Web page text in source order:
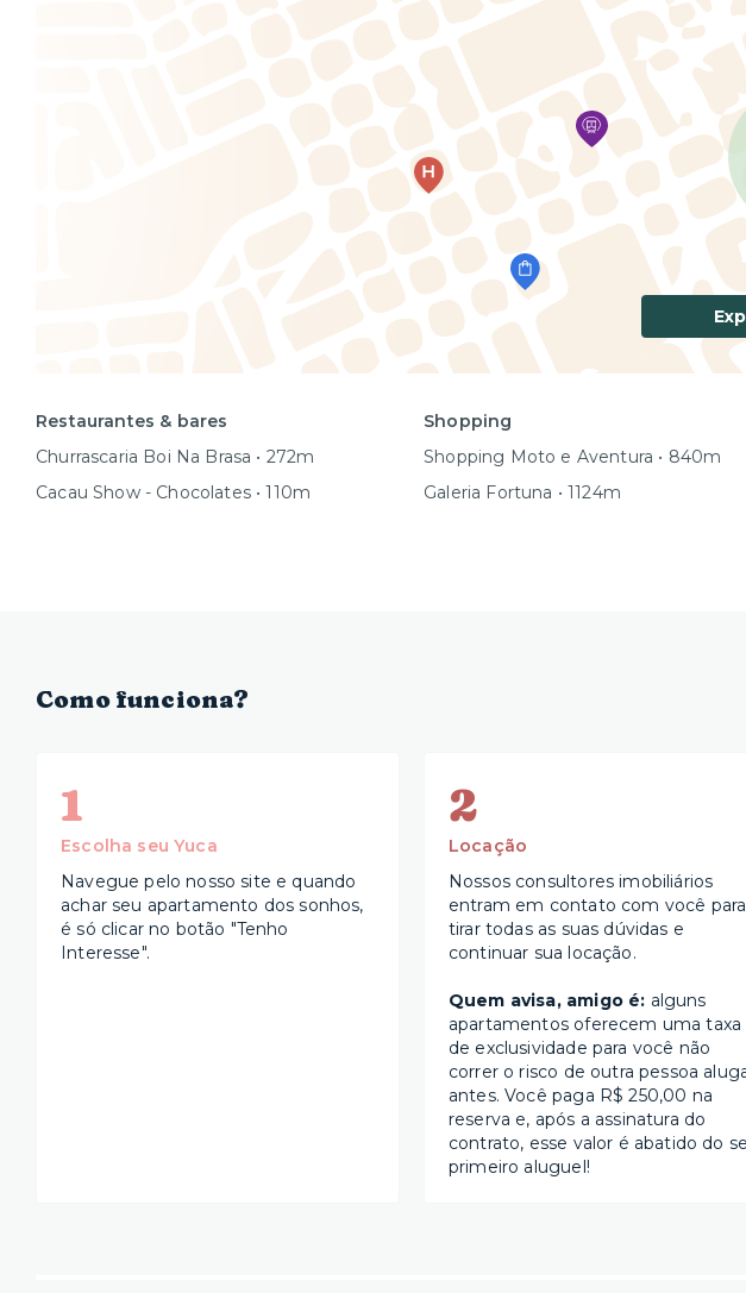
Restaurantes & bares
Churrascaria Boi Na Brasa • 272m
Cacau Show - Chocolates • 110m
Shopping
Shopping Moto e Aventura • 840m
Galeria Fortuna • 1124m
Como funciona?
1
Escolha seu Yuca
Navegue pelo nosso site e quando
achar seu apartamento dos sonhos,
é só clicar no botão "Tenho
Interesse".
2
Locação
Nossos consultores imobiliários
entram em contato com você para
tirar todas as suas dúvidas e
continuar sua locação.
Quem avisa, amigo é: alguns
apartamentos oferecem uma taxa
de exclusividade para você não
correr o risco de outra pessoa
antes. Você paga R$ 250,00 na
reserva e, após a assinatura do
contrato, esse valor é abatido do
primeiro aluguel!